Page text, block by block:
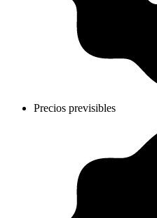
Precios previsibles